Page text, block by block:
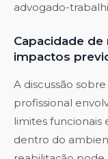
advogado-
Capacidade
impactos
A discussão
profissional
limites funcionais
dentro do